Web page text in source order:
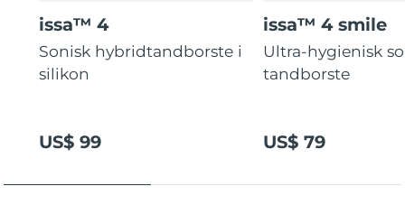
issa™ 4
Sonisk hybridtandborste i
silikon
US$ 99
issa™ 4 smile
Ultra-hygienisk
tandborste
US$ 79